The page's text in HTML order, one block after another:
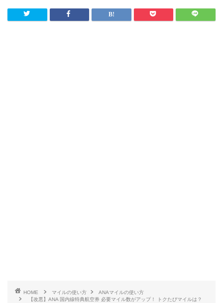
HOME マイルの使い方
ANAマイルの使い方
【改悪】ANA 国内線特典航空券 必要マイル数がアップ！ トクたびマイルは？